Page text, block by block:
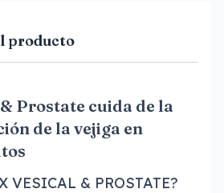
producto
Prostate cuida de la
de la vejiga en
VESICAL & PROSTATE?